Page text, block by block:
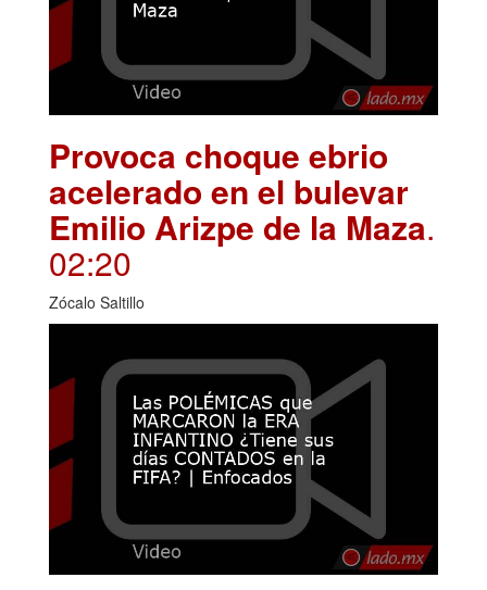
Provoca choque ebrio
acelerado en el bulevar
Emilio Arizpe de la Maza.
02:20
Zócalo Saltillo